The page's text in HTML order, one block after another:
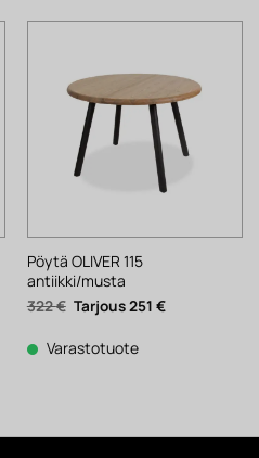
Pöytä OLIVER 115
antiikki/musta
322€ Alkuperäinen
hinta
322 €.
251 €Nykyinen
Varastotuote